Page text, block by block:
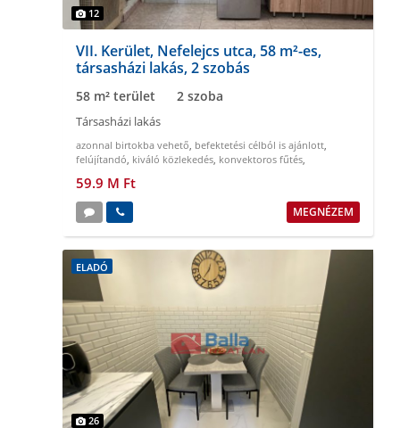
12
VII. Kerület, Nefelejcs utca, 58 m²-es,
társasházi lakás, 2 szobás
58 m² terület 2 szoba
Társasházi lakás
azonnal birtokba vehető, befektetési célból is ajánlott,
felújítandó, kiváló közlekedés, konvektoros fűtés,
59.9 M Ft
MEGNÉZEM
ELADÓ
26